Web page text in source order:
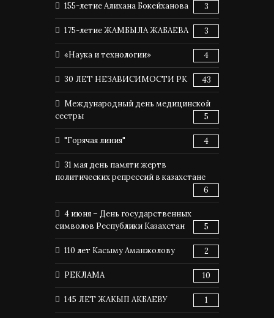
155-летие Алихана Бокейханова 3
175-летие ЖАМБЫЛА ЖАБАЕВА 3
«Наука и технологии» 4
30 ЛЕТ НЕЗАВИСИМОСТИ РК 43
Международный день медицинской
сестры
5
"Горячая линия" 4
31 мая день памяти жертв
политических репрессий в казахстане
6
4 июня – День государственных
символов Республики Казахстан
5
110 лет Касыму Аманжолову 2
РЕКЛАМА 10
145 ЛЕТ ЖАКЫП АКБАЕВУ 1